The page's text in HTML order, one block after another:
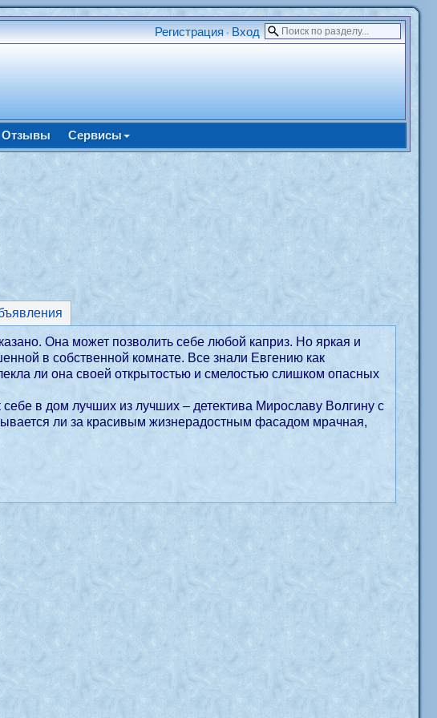
Регистрация • Вход
Отзывы Сервисы
Она может позволить себе любой каприз. Но яркая и
в собственной комнате. Все знали Евгению как
ли она своей открытостью и смелостью слишком опасных
в дом лучших из лучших – детектива Мирославу Волгину с
ли за красивым жизнерадостным фасадом мрачная,